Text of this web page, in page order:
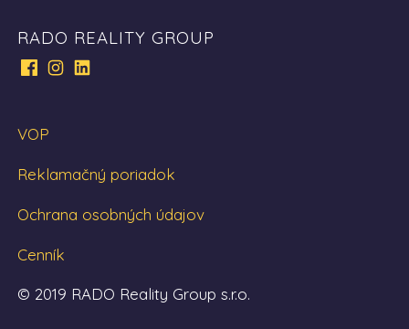
RADO REALITY GROUP
VOP
Reklamačný poriadok
Ochrana osobných údajov
Cenník
© 2019 RADO Reality Group s.r.o.